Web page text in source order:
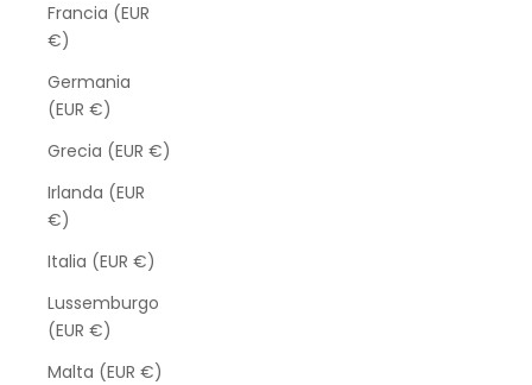
Francia (EUR
€)
Germania
(EUR €)
Grecia (EUR €)
Irlanda (EUR
€)
Italia (EUR €)
Lussemburgo
(EUR €)
Malta (EUR €)